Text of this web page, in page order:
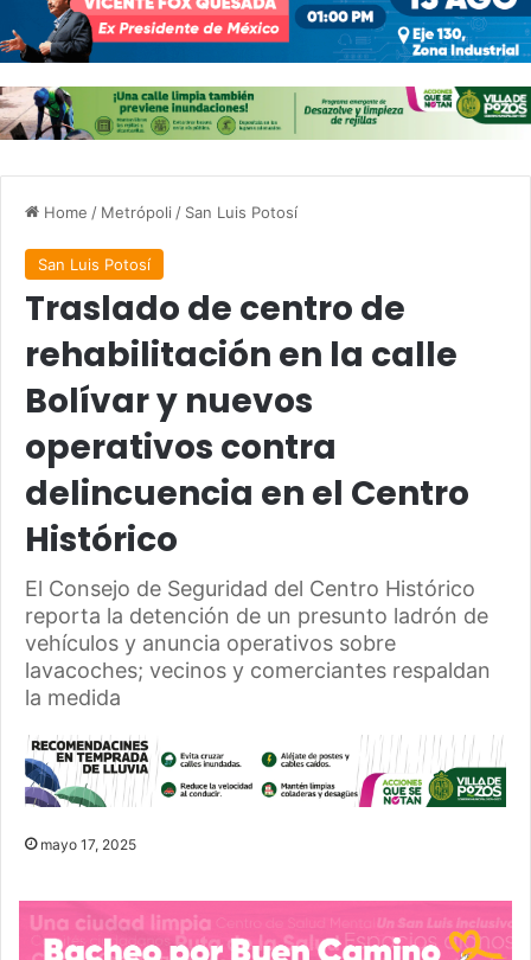
Home / Metrópoli / San Luis Potosí
San Luis Potosí
Traslado de centro de
rehabilitación en la calle
Bolívar y nuevos
operativos contra
delincuencia en el Centro
Histórico
El Consejo de Seguridad del Centro Histórico
reporta la detención de un presunto ladrón de
vehículos y anuncia operativos sobre
lavacoches; vecinos y comerciantes respaldan
la medida
mayo 17, 2025